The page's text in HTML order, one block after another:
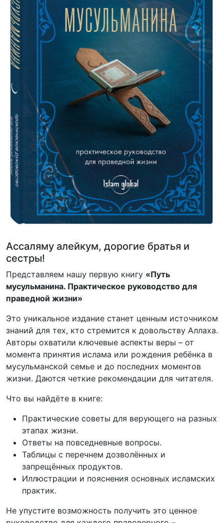
Ассаляму алейкум, дорогие братья и
сестры!
Представляем нашу первую книгу «Путь
мусульманина. Практическое руководство для
праведной жизни»
Это уникальное издание станет ценным источником
знаний для тех, кто стремится к довольству Аллаха.
Авторы охватили ключевые аспекты веры – от
момента принятия ислама или рождения ребёнка в
мусульманской семье и до последних моментов
жизни. Даются четкие рекомендации для читателя.
Что вы найдёте в книге:
Практические советы для верующего на разных
этапах жизни.
Ответы на повседневные вопросы.
Таблицы с перечнем дозволённых и
запрещённых продуктов.
Иллюстрации и пояснения основных исламских
практик.
Не упустите возможность получить это ценное